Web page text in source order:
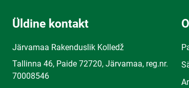
Üldine kontakt
Järvamaa Rakenduslik Kolledž
Tallinna 46, Paide 72720, Järvamaa, reg.nr.
70008546